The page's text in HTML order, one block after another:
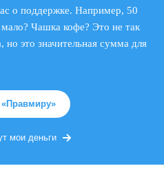
о поддержке. Например, 50
Чашка кофе? Это не так
это значительная сумма для
мои деньги